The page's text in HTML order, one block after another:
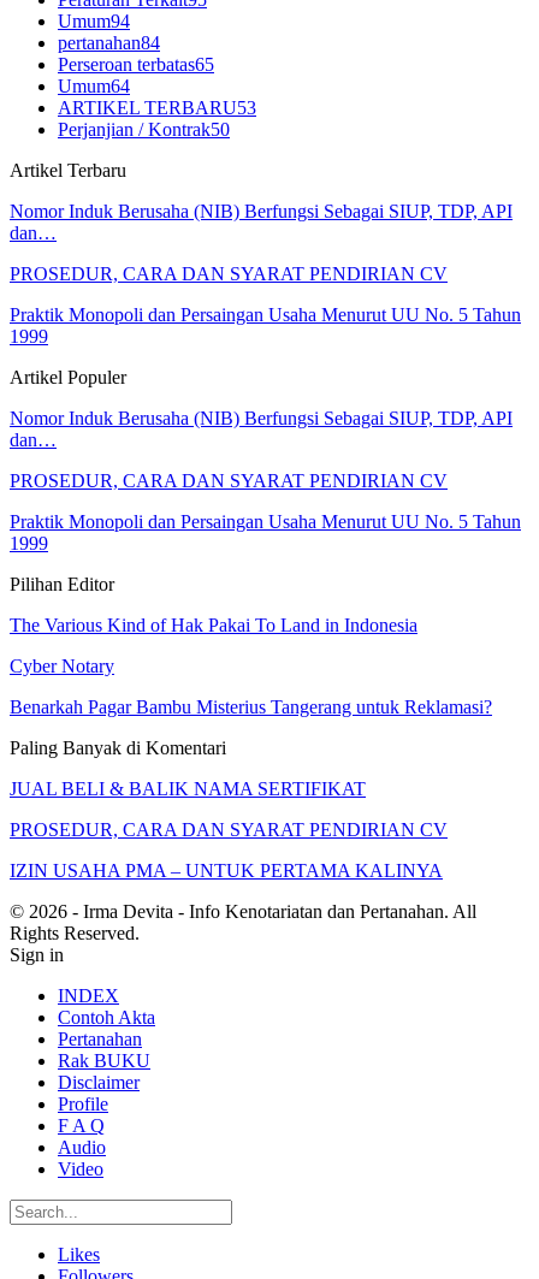
Umum94
pertanahan84
Perseroan terbatas65
Umum64
ARTIKEL TERBARU53
Perjanjian / Kontrak50
Artikel Terbaru
Nomor Induk Berusaha (NIB) Berfungsi Sebagai SIUP, TDP, API
dan…
PROSEDUR, CARA DAN SYARAT PENDIRIAN CV
Praktik Monopoli dan Persaingan Usaha Menurut UU No. 5 Tahun
1999
Artikel Populer
Nomor Induk Berusaha (NIB) Berfungsi Sebagai SIUP, TDP, API
dan…
PROSEDUR, CARA DAN SYARAT PENDIRIAN CV
Praktik Monopoli dan Persaingan Usaha Menurut UU No. 5 Tahun
1999
Pilihan Editor
The Various Kind of Hak Pakai To Land in Indonesia
Cyber Notary
Benarkah Pagar Bambu Misterius Tangerang untuk Reklamasi?
Paling Banyak di Komentari
JUAL BELI & BALIK NAMA SERTIFIKAT
PROSEDUR, CARA DAN SYARAT PENDIRIAN CV
IZIN USAHA PMA – UNTUK PERTAMA KALINYA
© 2026 - Irma Devita - Info Kenotariatan dan Pertanahan. All
Rights Reserved.
Sign in
INDEX
Contoh Akta
Pertanahan
Rak BUKU
Disclaimer
Profile
F A Q
Audio
Video
Likes